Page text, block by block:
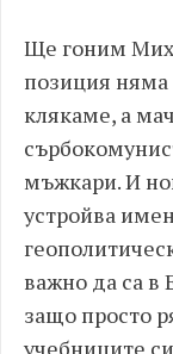
Ще гоним
позиция няма
клякаме, а
мъжкари. И
устройва
важно да са в
защо просто
учебниците